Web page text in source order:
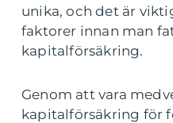
unika, och det är
faktorer innan man
kapitalförsäkring.
Genom att vara
kapitalförsäkring för